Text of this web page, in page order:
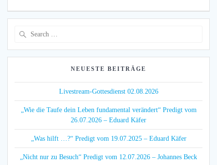
NEUESTE BEITRÄGE
Livestream-Gottesdienst 02.08.2026
„Wie die Taufe dein Leben fundamental verändert“ Predigt vom
26.07.2026 – Eduard Käfer
„Was hilft …?“ Predigt vom 19.07.2025 – Eduard Käfer
„Nicht nur zu Besuch“ Predigt vom 12.07.2026 – Johannes Beck